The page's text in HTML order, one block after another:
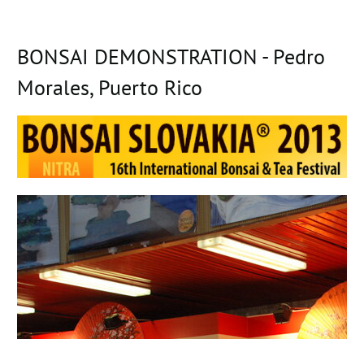
BONSAI DEMONSTRATION - Pedro
Morales, Puerto Rico